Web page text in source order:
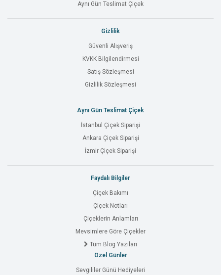
Aynı Gün Teslimat Çiçek
Gizlilik
Güvenli Alışveriş
KVKK Bilgilendirmesi
Satış Sözleşmesi
Gizlilik Sözleşmesi
Aynı Gün Teslimat Çiçek
İstanbul Çiçek Siparişi
Ankara Çiçek Siparişi
İzmir Çiçek Siparişi
Faydalı Bilgiler
Çiçek Bakımı
Çiçek Notları
Çiçeklerin Anlamları
Mevsimlere Göre Çiçekler
Tüm Blog Yazıları
Özel Günler
Sevgililer Günü Hediyeleri